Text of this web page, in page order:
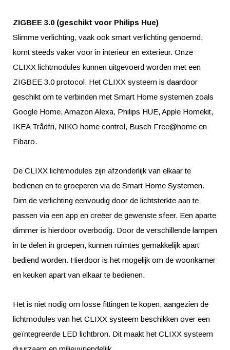
ZIGBEE 3.0 (geschikt voor Philips Hue)
Slimme verlichting, vaak ook smart verlichting genoemd,
komt steeds vaker voor in interieur en exterieur. Onze
CLIXX lichtmodules kunnen uitgevoerd worden met een
ZIGBEE 3.0 protocol. Het CLIXX systeem is daardoor
geschikt om te verbinden met Smart Home systemen zoals
Google Home, Amazon Alexa, Philips HUE, Apple Homekit,
IKEA Trådfri, NIKO home control, Busch Free@home en
Fibaro.
De CLIXX lichtmodules zijn afzonderlijk van elkaar te
bedienen en te groeperen via de Smart Home Systemen.
Dim de verlichting eenvoudig door de lichtsterkte aan te
passen via een app en creëer de gewenste sfeer. Een aparte
dimmer is hierdoor overbodig. Door de verschillende lampen
in te delen in groepen, kunnen ruimtes gemakkelijk apart
bediend worden. Hierdoor is het mogelijk om de woonkamer
en keuken apart van elkaar te bedienen.
Het is niet nodig om losse fittingen te kopen, aangezien de
lichtmodules van het CLIXX systeem beschikken over een
geïntegreerde LED lichtbron. Dit maakt het CLIXX systeem